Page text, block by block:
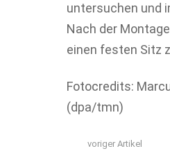
untersuchen und
Nach der
einen festen Sitz
Fotocredits:
(dpa/tmn)
voriger Artikel